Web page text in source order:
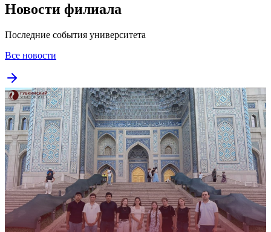
Новости филиала
Последние события университета
Все новости